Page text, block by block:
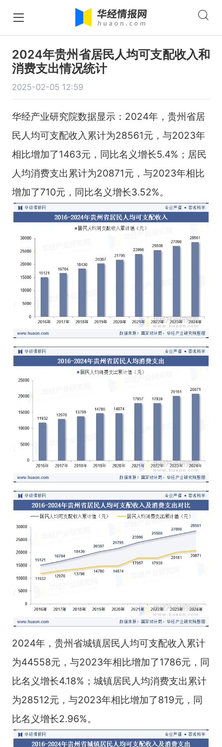
2024年贵州省居民人均可支配收入和
消费支出情况统计
2025-02-05 12:59
华经产业研究院数据显示：2024年，贵州省居
民人均可支配收入累计为28561元，与2023年
相比增加了1463元，同比名义增长5.4%；居民
人均消费支出累计为20871元，与2023年相比
增加了710元，同比名义增长3.52%。
2024年，贵州省城镇居民人均可支配收入累计
为44558元，与2023年相比增加了1786元，同
比名义增长4.18%；城镇居民人均消费支出累计
为28512元，与2023年相比增加了819元，同
比名义增长2.96%。